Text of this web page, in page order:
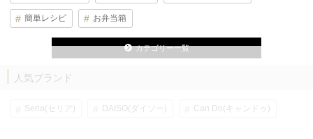
簡単レシピ お弁当箱
カテゴリー一覧
人気ブランド
Seria(セリア) DAISO(ダイソー) Can Do(キャンドゥ)